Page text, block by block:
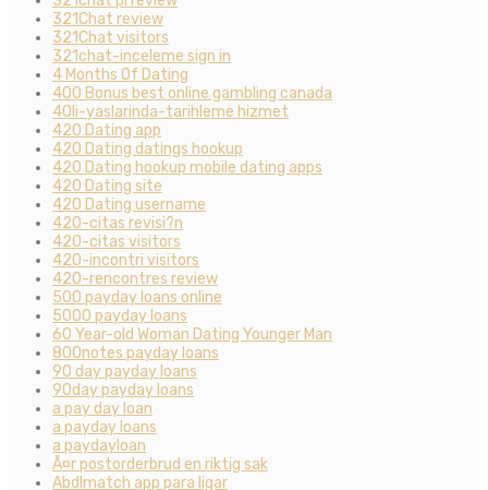
321Chat review
321Chat visitors
321chat-inceleme sign in
4 Months Of Dating
400 Bonus best online gambling canada
40li-yaslarinda-tarihleme hizmet
420 Dating app
420 Dating datings hookup
420 Dating hookup mobile dating apps
420 Dating site
420 Dating username
420-citas revisi?n
420-citas visitors
420-incontri visitors
420-rencontres review
500 payday loans online
5000 payday loans
60 Year-old Woman Dating Younger Man
800notes payday loans
90 day payday loans
90day payday loans
a pay day loan
a payday loans
a paydayloan
Ã¤r postorderbrud en riktig sak
Abdlmatch app para ligar